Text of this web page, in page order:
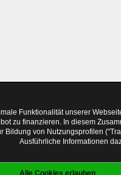
Funktionalität unserer
zu finanzieren. In diesem
Bildung von Nutzungsprofilen
Ausführliche Informationen
Alle Cookies erlauben